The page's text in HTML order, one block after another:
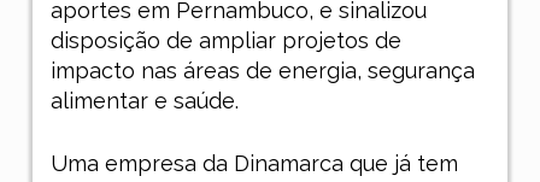
aportes em Pernambuco, e sinalizou
disposição de ampliar projetos de
impacto nas áreas de energia, segurança
alimentar e saúde.
Uma empresa da Dinamarca que já tem